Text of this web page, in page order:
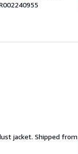
jacket. Shipped from